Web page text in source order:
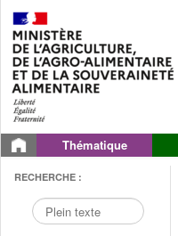
Thématique
RECHERCHE :